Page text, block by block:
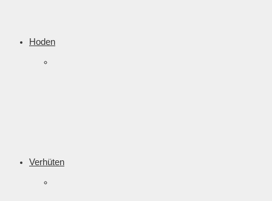
Hoden
Verhüten